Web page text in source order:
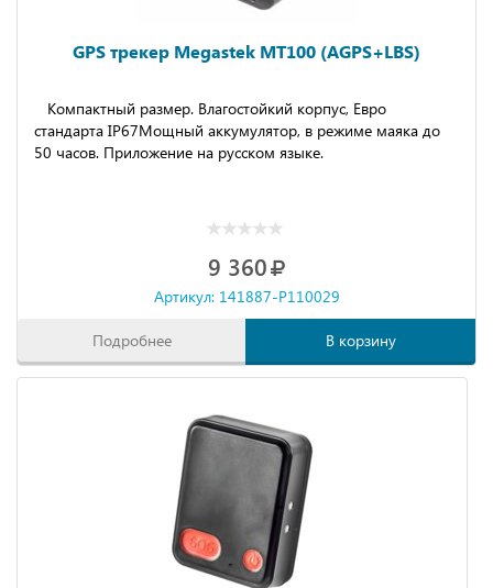
GPS трекер Megastek MT100 (AGPS+LBS)
Компактный размер. Влагостойкий корпус, Евро
стандарта IP67Мощный аккумулятор, в режиме маяка до
50 часов. Приложение на русском языке.
9 360
Артикул: 141887-P110029
Подробнее В корзину